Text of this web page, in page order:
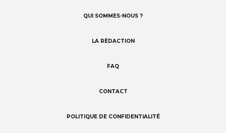
QUI SOMMES-NOUS ?
LA RÉDACTION
FAQ
CONTACT
POLITIQUE DE CONFIDENTIALITÉ